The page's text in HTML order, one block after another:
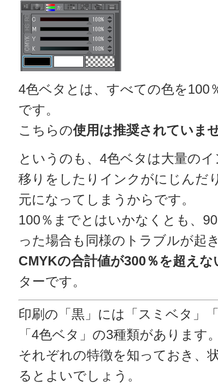
4色ベタとは、すべての色を100
です。
こちらの使用は推奨されていま
というのも、4色ベタは大量の
移りをしたりインクがにじんだ
元になってしまうからです。
100％までとはいかなくとも、
った場合も同様のトラブルが起
CMYKの合計値が300％を超え
ターです。
印刷の「黒」には「スミベタ」
「4色ベタ」の3種類があります
それぞれの特徴を知っておき、
るとよいでしょう。